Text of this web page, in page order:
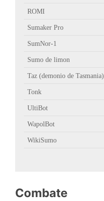
ROMI
Sumaker Pro
SumNor-1
Sumo de limon
Taz (demonio de Tasmania)
Tonk
UltiBot
WapolBot
WikiSumo
Combate